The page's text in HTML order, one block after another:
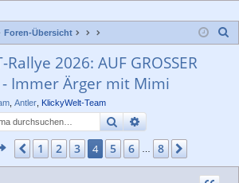
de
rie
Foren-Übersicht
Rallye 2026: AUF GROSSER
- Immer Ärger mit Mimi
Antler KlickyWelt-Team
SucheErweiterte Suche
Seite4von 8
Vorherige
1 2 3 4 5 6 8